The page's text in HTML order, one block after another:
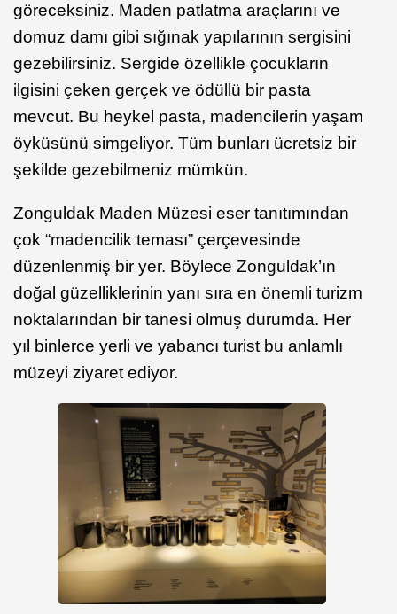
göreceksiniz. Maden patlatma araçlarını ve
domuz damı gibi sığınak yapılarının sergisini
gezebilirsiniz. Sergide özellikle çocukların
ilgisini çeken gerçek ve ödüllü bir pasta
mevcut. Bu heykel pasta, madencilerin yaşam
öyküsünü simgeliyor. Tüm bunları ücretsiz bir
şekilde gezebilmeniz mümkün.
Zonguldak Maden Müzesi eser tanıtımından
çok “madencilik teması” çerçevesinde
düzenlenmiş bir yer. Böylece Zonguldak’ın
doğal güzelliklerinin yanı sıra en önemli turizm
noktalarından bir tanesi olmuş durumda. Her
yıl binlerce yerli ve yabancı turist bu anlamlı
müzeyi ziyaret ediyor.